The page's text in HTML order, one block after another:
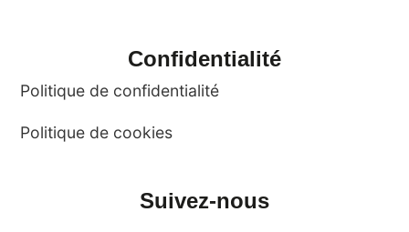
Confidentialité
Politique de confidentialité
Politique de cookies
Suivez-nous